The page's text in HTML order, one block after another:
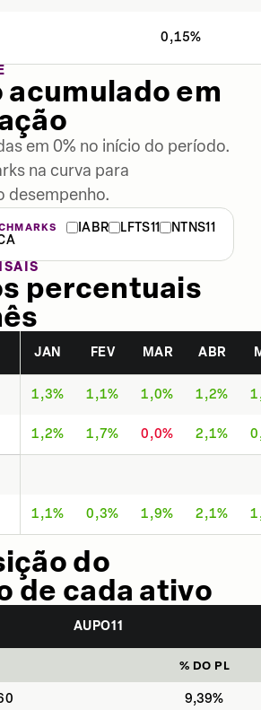
0,15%
acumulado em
em 0% no início do período.
na curva para
desempenho.
IABR LFTS11
NTNS11
percentuais
JAN FEV MAR ABR
1,3% 1,1% 1,0% 1,2%
1,2% 1,7% 0,0% 2,1%
1,1% 0,3% 1,9% 2,1%
do
de cada ativo
AUPO11
% DO PL
9,39%